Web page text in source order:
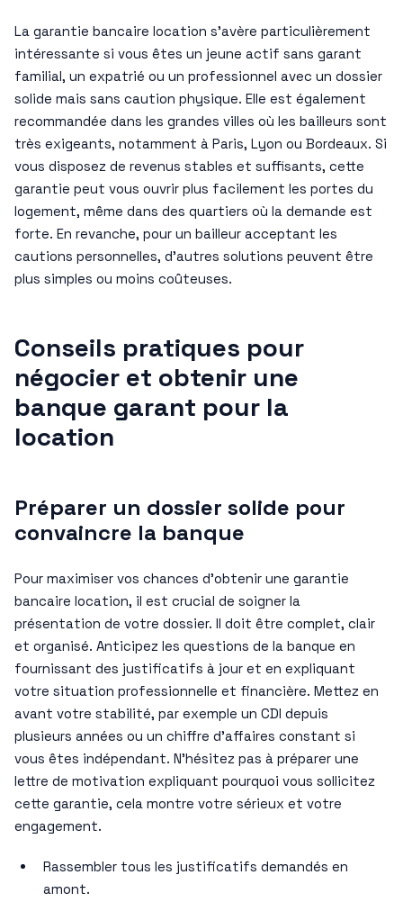
La garantie bancaire location s’avère particulièrement
intéressante si vous êtes un jeune actif sans garant
familial, un expatrié ou un professionnel avec un dossier
solide mais sans caution physique. Elle est également
recommandée dans les grandes villes où les bailleurs sont
très exigeants, notamment à Paris, Lyon ou Bordeaux. Si
vous disposez de revenus stables et suffisants, cette
garantie peut vous ouvrir plus facilement les portes du
logement, même dans des quartiers où la demande est
forte. En revanche, pour un bailleur acceptant les
cautions personnelles, d’autres solutions peuvent être
plus simples ou moins coûteuses.
Conseils pratiques pour
négocier et obtenir une
banque garant pour la
location
Préparer un dossier solide pour
convaincre la banque
Pour maximiser vos chances d’obtenir une garantie
bancaire location, il est crucial de soigner la
présentation de votre dossier. Il doit être complet, clair
et organisé. Anticipez les questions de la banque en
fournissant des justificatifs à jour et en expliquant
votre situation professionnelle et financière. Mettez en
avant votre stabilité, par exemple un CDI depuis
plusieurs années ou un chiffre d’affaires constant si
vous êtes indépendant. N’hésitez pas à préparer une
lettre de motivation expliquant pourquoi vous sollicitez
cette garantie, cela montre votre sérieux et votre
engagement.
Rassembler tous les justificatifs demandés en
amont.